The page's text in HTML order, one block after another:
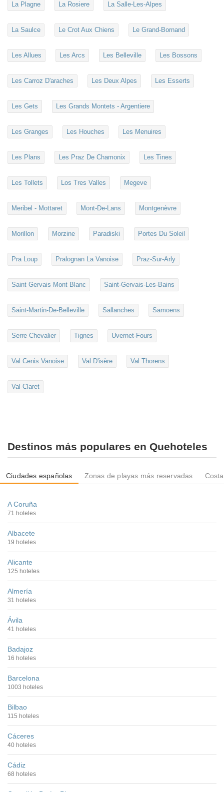
La Plagne La Rosiere La Salle-Les-Alpes
La Saulce Le Crot Aux Chiens Le Grand-Bornand
Les Allues Les Arcs Les Belleville Les Bossons
Les Carroz D'araches Les Deux Alpes Les Esserts
Les Gets Les Grands Montets - Argentiere
Les Granges Les Houches Les Menuires
Les Plans Les Praz De Chamonix Les Tines
Les Tollets Los Tres Valles Megeve
Meribel - Mottaret Mont-De-Lans Montgenèvre
Morillon Morzine Paradiski Portes Du Soleil
Pra Loup Pralognan La Vanoise Praz-Sur-Arly
Saint Gervais Mont Blanc Saint-Gervais-Les-Bains
Saint-Martin-De-Belleville Sallanches Samoens
Serre Chevalier Tignes Uvernet-Fours
Val Cenis Vanoise Val D'isère Val Thorens
Val-Claret
Destinos más populares en Quehoteles
Ciudades españolas Zonas de playas más reservadas
A Coruña
71 hoteles
Albacete
19 hoteles
Alicante
125 hoteles
Almería
31 hoteles
Ávila
41 hoteles
Badajoz
16 hoteles
Barcelona
1003 hoteles
Bilbao
115 hoteles
Cáceres
40 hoteles
Cádiz
68 hoteles